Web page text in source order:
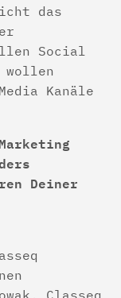
das
Social
wollen
Kanäle
Deiner
Classeq